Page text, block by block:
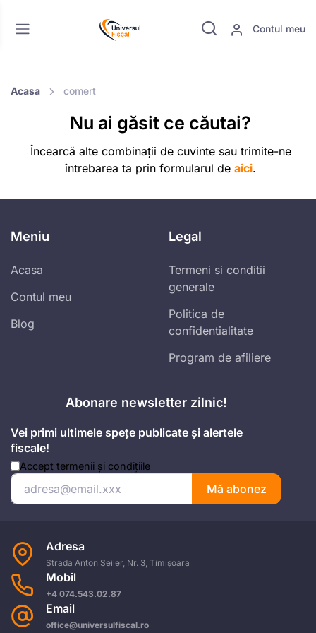
Contul meu
Acasa comert
Nu ai găsit ce căutai?
Încearcă alte combinații de cuvinte sau trimite-ne
întrebarea ta prin formularul de aici.
Meniu
Acasa
Contul meu
Blog
Legal
Termeni si conditii
generale
Politica de
confidentialitate
Program de afiliere
Abonare newsletter zilnic!
Vei primi ultimele spețe publicate și alertele
fiscale!
Accept termenii și condițiile
Mă abonez
Adresa
Strada Anton Seiler, Nr. 3, Timișoara
Mobil
+4 074.543.02.87
Email
office@universulfiscal.ro